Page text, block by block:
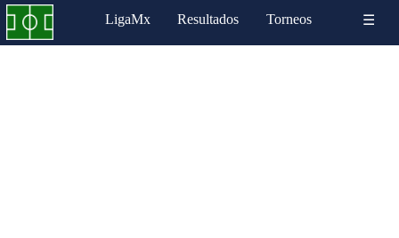
LigaMx Resultados Torneos ☰